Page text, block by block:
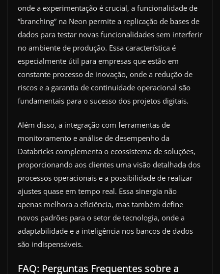
onde a experimentação é crucial, a funcionalidade de
“branching” na Neon permite a replicação de bases de
dados para testar novas funcionalidades sem interferir
no ambiente de produção. Essa característica é
especialmente útil para empresas que estão em
constante processo de inovação, onde a redução de
riscos e a garantia de continuidade operacional são
fundamentais para o sucesso dos projetos digitais.
Além disso, a integração com ferramentas de
monitoramento e análise de desempenho da
Databricks complementa o ecossistema de soluções,
proporcionando aos clientes uma visão detalhada dos
processos operacionais e a possibilidade de realizar
ajustes quase em tempo real. Essa sinergia não
apenas melhora a eficiência, mas também define
novos padrões para o setor de tecnologia, onde a
adaptabilidade e a inteligência nos bancos de dados
são indispensáveis.
FAQ: Perguntas Frequentes sobre a